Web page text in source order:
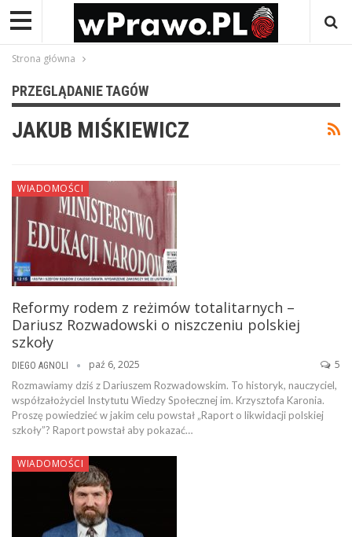
Strona główna
PRZEGLĄDANIE TAGÓW
JAKUB MIŚKIEWICZ
WIADOMOŚCI
Reformy rodem z reżimów totalitarnych –
Dariusz Rozwadowski o niszczeniu polskiej
szkoły
DIEGO AGNOLI paź 6, 2025 5
Rozmawiamy dziś z Dariuszem Rozwadowskim. To historyk, nauczyciel,
współzałożyciel Instytutu Wiedzy Społecznej im. Krzysztofa Karonia.
Proszę powiedzieć w jakim celu powstał „Raport o likwidacji polskiej
szkoły”? Raport powstał aby pokazać…
WIADOMOŚCI